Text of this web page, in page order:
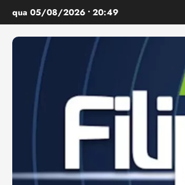
para
qua 05/08/2026 • 20:49